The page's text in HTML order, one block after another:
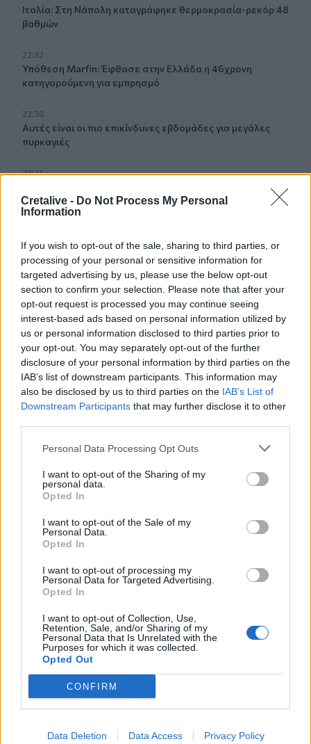
Cretalive - Do Not Process My Personal
Information
If you wish to opt-out of the sale, sharing to third parties, or
processing of your personal or sensitive information for
targeted advertising by us, please use the below opt-out
section to confirm your selection. Please note that after your
opt-out request is processed you may continue seeing
interest-based ads based on personal information utilized by
us or personal information disclosed to third parties prior to
your opt-out. You may separately opt-out of the further
disclosure of your personal information by third parties on the
IAB’s list of downstream participants. This information may
also be disclosed by us to third parties on the IAB’s List of
Downstream Participants that may further disclose it to other
Personal Data Processing Opt Outs
I want to opt-out of the Sharing of my
personal data.
Opted In
I want to opt-out of the Sale of my
Personal Data.
Opted In
I want to opt-out of processing my
Personal Data for Targeted Advertising.
Opted In
I want to opt-out of Collection, Use,
Retention, Sale, and/or Sharing of my
Personal Data that Is Unrelated with the
Purposes for which it was collected.
Opted Out
CONFIRM
Data Deletion Data Access Privacy Policy
Ιταλία: Στη Νάπολη καταγράφηκε θερμοκρασία-ρεκόρ 48
βαθμών
22:32
Υπόθεση Marfin: Έφθασε στην Ελλάδα η 46χρονη
κατηγορούμενη για εμπρησμό
22:30
Αυτές είναι οι πιο επικίνδυνες εβδομάδες για μεγάλες
πυρκαγιές
22:21
Χρήστος Δάντης: «Δεν περίμενα την αχαριστία, 22 χρόνια
μετά και συνάδελφοι προσπαθούν να ξεχάσουν ότι
έγραψα αυτό το τραγούδι»
22:14
Ξεκινούν τα δοκιμαστικά δρομολόγια της επέκτασης του
Μετρό Θεσσαλονίκης
22:05
Τζόκερ: Αυτοί είναι οι τυχεροί αριθμοί που κερδίζουν
πάνω από 2 εκατ. ευρώ
21:56
Συρία: Βόμβα εξερράγη σε λεωφορείο κοντά στη
Δαμασκό – Τουλάχιστον 2 νεκροί και 13 τραυματίες
παίκτη εκτοξεύτηκε στις κερκίδες και τραυμάτισε θεατή
21:30
αμάχων σε Ουκρανία και Ρωσία
Αδιάκοπες οι ροές μεταναστών στην Κρήτη: Νέα
«καραβιά» στον Τσούτσουρα - Ανάμεσά τους γυναίκες
και μικρά παιδιά
Μουσική λαϊκή βραδιά στο Πάρκο Κνωσού την
Παρασκευή 7 Αυγούστου
ΠΕΡΙΣΣΟΤΕΡΑ